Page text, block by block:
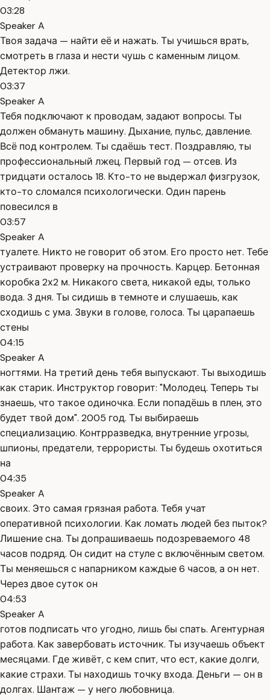
03:28
Speaker A
Твоя задача — найти её и нажать. Ты учишься врать,
смотреть в глаза и нести чушь с каменным лицом.
Детектор лжи.
03:37
Speaker A
Тебя подключают к проводам, задают вопросы. Ты
должен обмануть машину. Дыхание, пульс, давление.
Всё под контролем. Ты сдаёшь тест. Поздравляю, ты
профессиональный лжец. Первый год — отсев. Из
тридцати осталось 18. Кто-то не выдержал физгрузок,
кто-то сломался психологически. Один парень
повесился в
03:57
Speaker A
туалете. Никто не говорит об этом. Его просто нет. Тебе
устраивают проверку на прочность. Карцер. Бетонная
коробка 2х2 м. Никакого света, никакой еды, только
вода. 3 дня. Ты сидишь в темноте и слушаешь, как
сходишь с ума. Звуки в голове, голоса. Ты царапаешь
стены
04:15
Speaker A
ногтями. На третий день тебя выпускают. Ты выходишь
как старик. Инструктор говорит: "Молодец. Теперь ты
знаешь, что такое одиночка. Если попадёшь в плен, это
будет твой дом". 2005 год. Ты выбираешь
специализацию. Контрразведка, внутренние угрозы,
шпионы, предатели, террористы. Ты будешь охотиться
на
04:35
Speaker A
своих. Это самая грязная работа. Тебя учат
оперативной психологии. Как ломать людей без пыток?
Лишение сна. Ты допрашиваешь подозреваемого 48
часов подряд. Он сидит на стуле с включённым светом.
Ты меняешься с напарником каждые 6 часов, а он нет.
Через двое суток он
04:53
Speaker A
готов подписать что угодно, лишь бы спать. Агентурная
работа. Как завербовать источник. Ты изучаешь объект
месяцами. Где живёт, с кем спит, что ест, какие долги,
какие страхи. Ты находишь точку входа. Деньги — он в
долгах. Шантаж — у него любовница.